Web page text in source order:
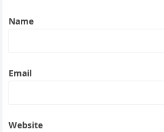
Name
Email
Website